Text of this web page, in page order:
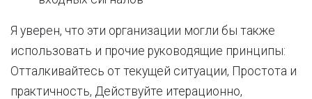
Я уверен, что эти организации могли бы также
использовать и прочие руководящие принципы:
Отталкивайтесь от текущей ситуации, Простота и
практичность, Действуйте итерационно,